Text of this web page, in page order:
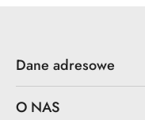
Dane adresowe
O NAS